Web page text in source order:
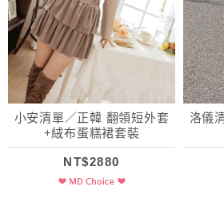
小安清單／正韓 翻領短外套
+絨布蛋糕裙套裝
NT$2880
洛儀